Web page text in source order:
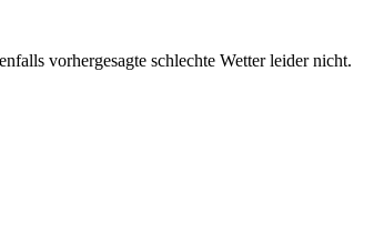
vorhergesagte schlechte Wetter leider nicht.